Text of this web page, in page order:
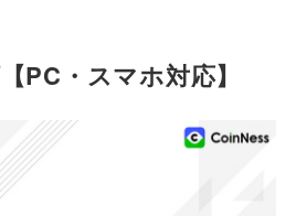
PC・スマホ対応】